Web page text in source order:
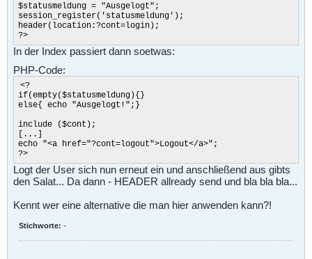
$statusmeldung = "Ausgelogt";
session_register('statusmeldung');
header(location:?cont=login);
?>
In der Index passiert dann soetwas:
PHP-Code:
<?
if(empty($statusmeldung){}
else{ echo "Ausgelogt!";}
include ($cont);
[...]
echo "<a href="?cont=logout">Logout</a>";
?>
Logt der User sich nun erneut ein und anschließend aus gibts
den Salat... Da dann - HEADER allready send und bla bla bla...
Kennt wer eine alternative die man hier anwenden kann?!
Stichworte: -